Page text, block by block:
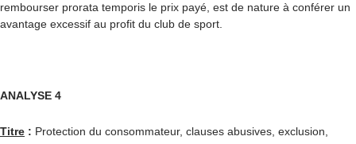
rembourser prorata temporis le prix payé, est de nature à conférer un
avantage excessif au profit du club de sport.
ANALYSE 4
Titre : Protection du consommateur, clauses abusives, exclusion,